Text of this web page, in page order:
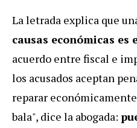
La letrada explica que
causas económicas es
acuerdo entre fiscal e
los acusados aceptan
reparar
bala", dice la abogada: